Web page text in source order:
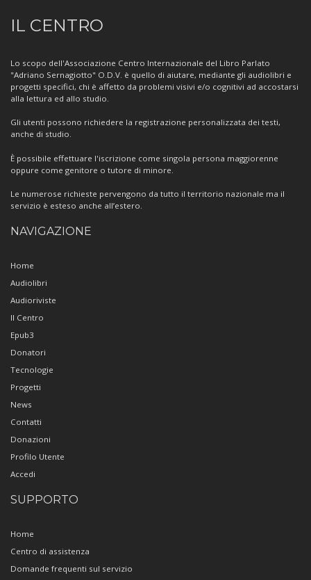
Informazioni
sul
Centro
IL CENTRO
Lo scopo dell'Associazione Centro Internazionale del Libro Parlato
"Adriano Sernagiotto" O.D.V. è quello di aiutare, mediante gli audiolibri e
progetti specifici, chi è affetto da problemi visivi e/o cognitivi ad accostarsi
alla lettura ed allo studio.
Gli utenti possono richiedere la registrazione personalizzata dei testi,
anche di studio.
È possibile effettuare l'iscrizione come singola persona maggiorenne
oppure come genitore o tutore di minore.
Le numerose richieste pervengono da tutto il territorio nazionale ma il
servizio è esteso anche all’estero.
NAVIGAZIONE
Home
Audiolibri
Audioriviste
Il Centro
Epub3
Donatori
Tecnologie
Progetti
News
Contatti
Donazioni
Profilo Utente
Accedi
SUPPORTO
Home
Centro di assistenza
Domande frequenti sul servizio